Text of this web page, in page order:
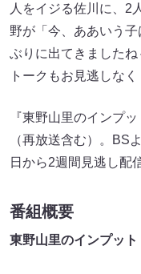
人をイジる佐川に、
野が「今、ああいう
ぶりに出てきました
トークもお見逃しなく
『東野山里のインプ
（再放送含む）。BS
日から2週間見逃し配
番組概要
東野山里のインプット